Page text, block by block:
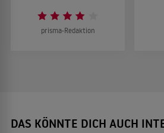
prisma-Redaktion
DAS KÖNNTE DICH AUCH